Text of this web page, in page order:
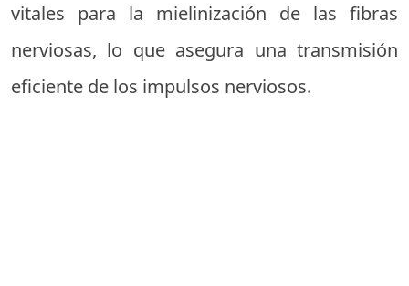
vitales para la mielinización de las fibras
nerviosas, lo que asegura una transmisión
eficiente de los impulsos nerviosos.